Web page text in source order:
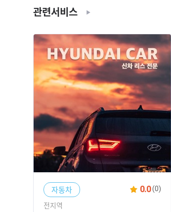
관련서비스
0.0(0)
자동차
전지역